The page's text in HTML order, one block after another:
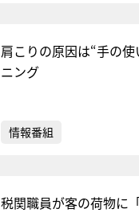
肩こりの原因は“手の
ニング
情報番組
税関職員が客の荷物に